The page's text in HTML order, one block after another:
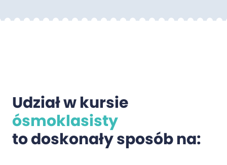
Udział w kursie
ósmoklasisty
to doskonały sposób na: